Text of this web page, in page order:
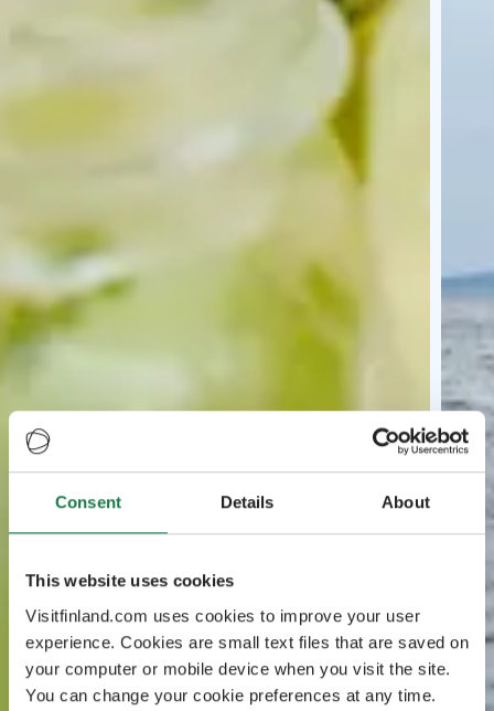
Consent Details About
This website uses cookies
Visitfinland.com uses cookies to improve your user
experience. Cookies are small text files that are saved on
your computer or mobile device when you visit the site.
You can change your cookie preferences at any time.